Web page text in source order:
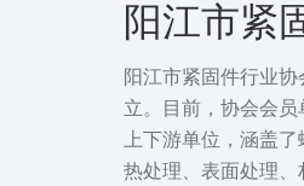
阳江市紧
阳江市紧固件行业
立。目前，协会会
上下游单位，涵盖了
热处理、表面处理